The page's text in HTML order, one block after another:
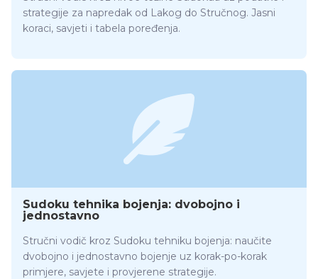
strategije za napredak od Lakog do Stručnog. Jasni
koraci, savjeti i tabela poređenja.
Sudoku tehnika bojenja: dvobojno i
jednostavno
Stručni vodič kroz Sudoku tehniku bojenja: naučite
dvobojno i jednostavno bojenje uz korak-po-korak
primjere, savjete i provjerene strategije.